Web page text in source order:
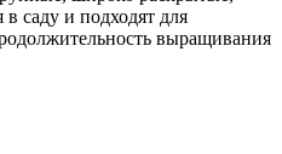
в саду и подходят для
выращивания